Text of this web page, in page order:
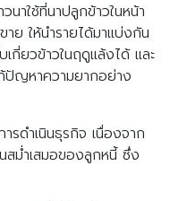
าใช้ที่นาปลูกข้าวในหน้า
ย ให้นำรายได้มาแบ่งกัน
กี่ยวข้าวในฤดูแล้งได้ และ
ปัญหาความยากอย่าง
รดำเนินธุรกิจ เนื่องจาก
ม่ำเสมอของลูกหนี้ ซึ่ง